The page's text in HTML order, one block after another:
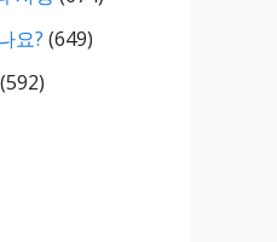
요? (649)
(592)